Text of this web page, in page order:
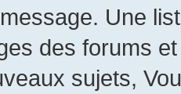
Une
des forums
sujets,